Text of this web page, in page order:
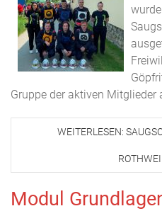
Gruppe der aktiven Mitglieder
WEITERLESEN:
Modul